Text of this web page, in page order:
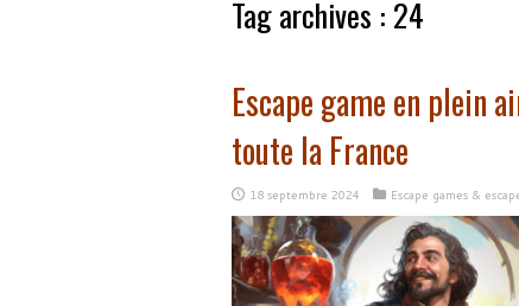
Tag archives : 24
Escape game en plein
toute la France
18 septembre 2024 Escape games &